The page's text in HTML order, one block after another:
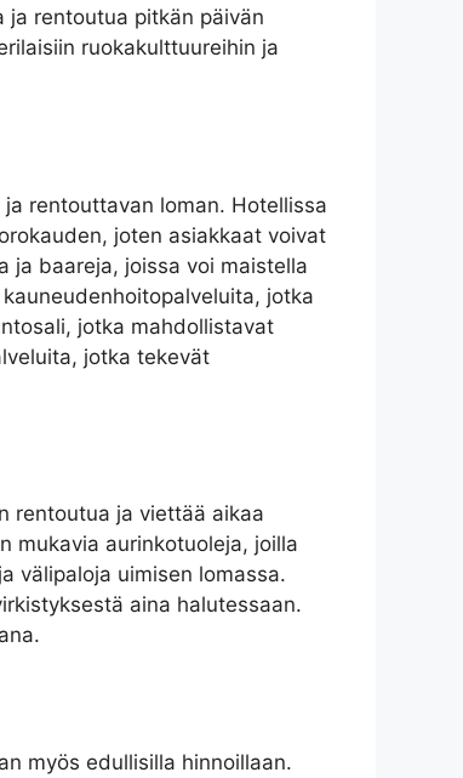
ja rentoutua pitkän päivän
ruokakulttuureihin ja
rentouttavan loman. Hotellissa
joten asiakkaat voivat
ja baareja, joissa voi maistella
jotka
jotka mahdollistavat
jotka tekevät
rentoutua ja viettää aikaa
mukavia aurinkotuoleja, joilla
välipaloja uimisen lomassa.
aina halutessaan.
myös edullisilla hinnoillaan.